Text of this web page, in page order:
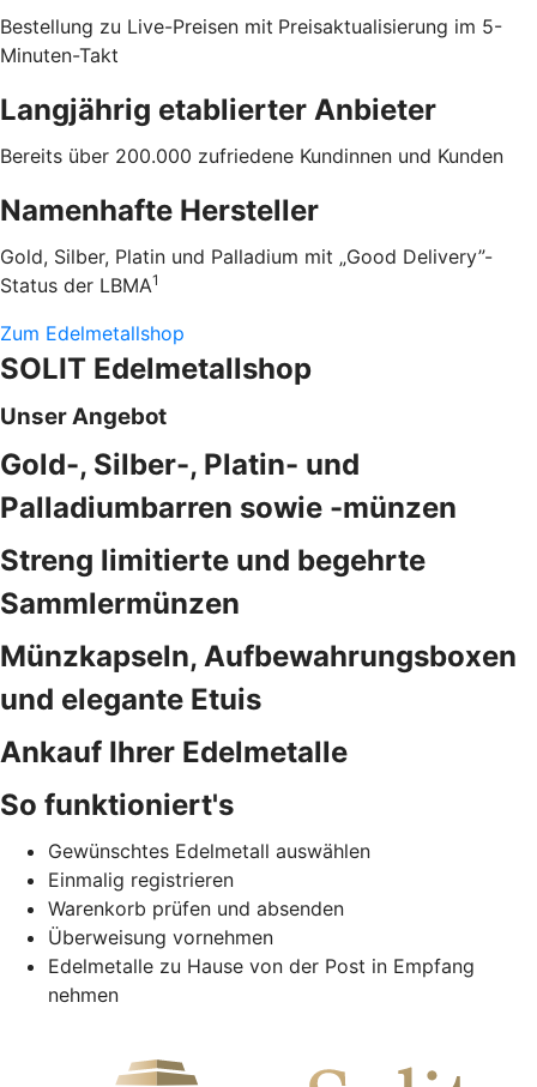
Bestellung zu Live-Preisen mit Preisaktualisierung im 5-
Minuten-Takt
Langjährig etablierter Anbieter
Bereits über 200.000 zufriedene Kundinnen und Kunden
Namenhafte Hersteller
Gold, Silber, Platin und Palladium mit „Good Delivery”-
Status der LBMA1
Zum Edelmetallshop
SOLIT Edelmetallshop
Unser Angebot
Gold-, Silber-, Platin- und
Palladiumbarren sowie -münzen
Streng limitierte und begehrte
Sammlermünzen
Münzkapseln, Aufbewahrungsboxen
und elegante Etuis
Ankauf Ihrer Edelmetalle
So funktioniert's
Gewünschtes Edelmetall auswählen
Einmalig registrieren
Warenkorb prüfen und absenden
Überweisung vornehmen
Edelmetalle zu Hause von der Post in Empfang
nehmen